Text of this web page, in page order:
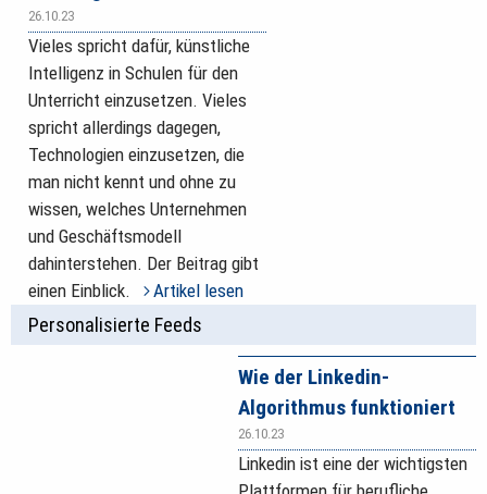
26.10.23
Vieles spricht dafür, künstliche
Intelligenz in Schulen für den
Unterricht einzusetzen. Vieles
spricht allerdings dagegen,
Technologien einzusetzen, die
man nicht kennt und ohne zu
wissen, welches Unternehmen
und Geschäftsmodell
dahinterstehen. Der Beitrag gibt
einen Einblick.
Artikel lesen
Personalisierte Feeds
Wie der Linkedin-
Algorithmus funktioniert
26.10.23
Linkedin ist eine der wichtigsten